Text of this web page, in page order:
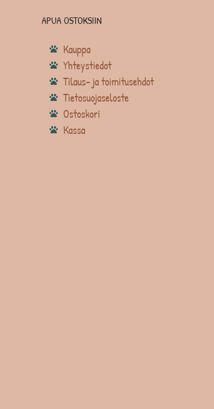
APUA OSTOKSIIN
Kauppa
Yhteystiedot
Tilaus- ja toimitusehdot
Tietosuojaseloste
Ostoskori
Kassa